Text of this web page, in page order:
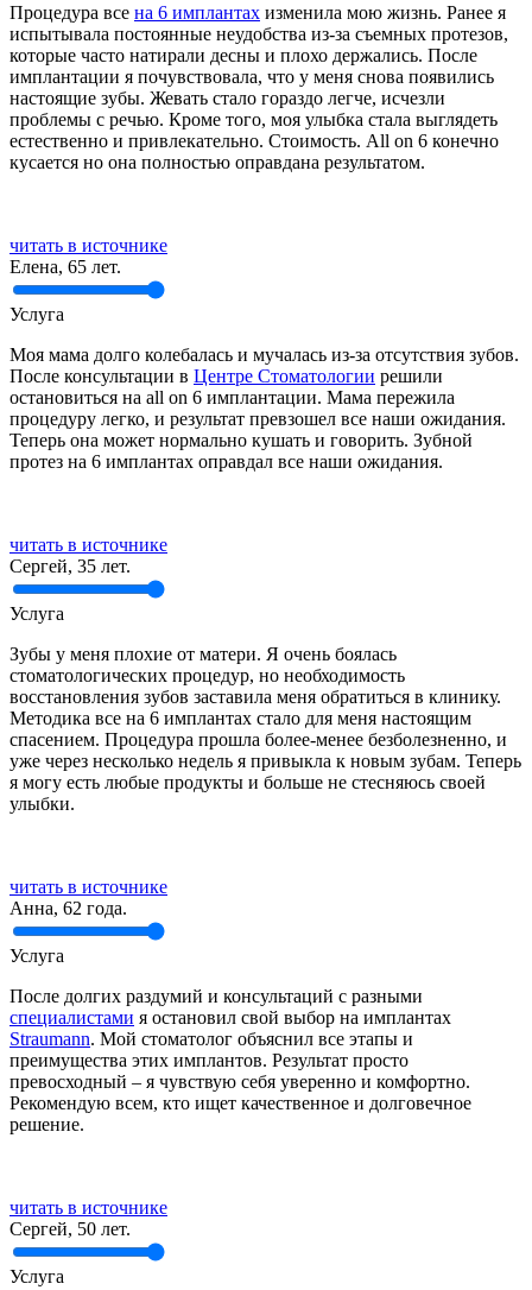
Процедура все на 6 имплантах изменила мою жизнь. Ранее я
испытывала постоянные неудобства из-за съемных протезов,
которые часто натирали десны и плохо держались. После
имплантации я почувствовала, что у меня снова появились
настоящие зубы. Жевать стало гораздо легче, исчезли
проблемы с речью. Кроме того, моя улыбка стала выглядеть
естественно и привлекательно. Стоимость. All on 6 конечно
кусается но она полностью оправдана результатом.
читать в источнике
Елена, 65 лет.
Услуга
Моя мама долго колебалась и мучалась из-за отсутствия зубов.
После консультации в Центре Стоматологии решили
остановиться на all on 6 имплантации. Мама пережила
процедуру легко, и результат превзошел все наши ожидания.
Теперь она может нормально кушать и говорить. Зубной
протез на 6 имплантах оправдал все наши ожидания.
читать в источнике
Сергей, 35 лет.
Услуга
Зубы у меня плохие от матери. Я очень боялась
стоматологических процедур, но необходимость
восстановления зубов заставила меня обратиться в клинику.
Методика все на 6 имплантах стало для меня настоящим
спасением. Процедура прошла более-менее безболезненно, и
уже через несколько недель я привыкла к новым зубам. Теперь
я могу есть любые продукты и больше не стесняюсь своей
улыбки.
читать в источнике
Анна, 62 года.
Услуга
После долгих раздумий и консультаций с разными
специалистами я остановил свой выбор на имплантах
Straumann. Мой стоматолог объяснил все этапы и
преимущества этих имплантов. Результат просто
превосходный – я чувствую себя уверенно и комфортно.
Рекомендую всем, кто ищет качественное и долговечное
решение.
читать в источнике
Сергей, 50 лет.
Услуга